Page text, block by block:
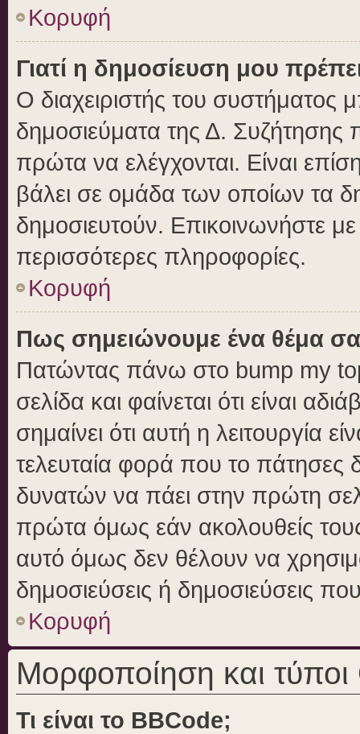
Κορυφή
Γιατί η δημοσίευση μου
Ο διαχειριστής του συστήματος
δημοσιεύματα της Δ. Συζήτησης
πρώτα να ελέγχονται. Είναι
βάλει σε ομάδα των οποίων τα
δημοσιευτούν. Επικοινωνήστε
περισσότερες πληροφορίες.
Κορυφή
Πως σημειώνουμε ένα θέμα
Πατώντας πάνω στο bump my
σελίδα και φαίνεται ότι είναι
σημαίνει ότι αυτή η λειτουργία
τελευταία φορά που το πάτησες
δυνατών να πάει στην πρώτη
πρώτα όμως εάν ακολουθείς
αυτό όμως δεν θέλουν να
δημοσιεύσεις ή δημοσιεύσεις
Κορυφή
Μορφοποίηση και
Τι είναι το BBCode;